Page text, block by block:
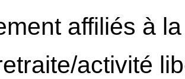
affiliés à
activité